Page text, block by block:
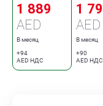
1 889
AED
В месяц
+94
AED НДС
1
AED
В месяц
+90
AED НДС